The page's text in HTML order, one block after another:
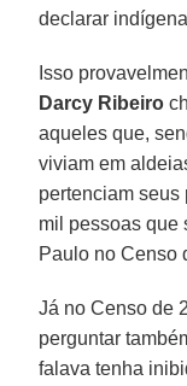
declarar
Isso
Darcy Ribeiro
aqueles que,
viviam em
pertenciam
mil pessoas que
Paulo no Censo
Já no Censo de
perguntar
falava tenha